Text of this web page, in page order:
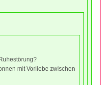
mit Vorliebe zwischen